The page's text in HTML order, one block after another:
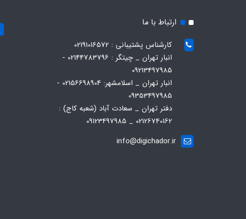
ارتباط با ما
کارشناس پشتیبانی : 02191016572
انبار تهران _ چیتگر : 02144783796 -
09213497985
انبار تهران _ اسلامشهر: 02156698904 -
09353497985
دفتر تهران _ سعادت آباد (شعبه کاج) :
02126740162 _ 09123497985
info@digichador.ir